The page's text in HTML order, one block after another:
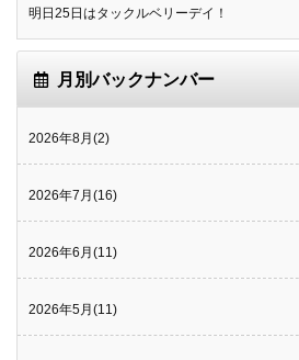
明日25日はタックルベリーデイ！
月別バックナンバー
2026年8月(2)
2026年7月(16)
2026年6月(11)
2026年5月(11)